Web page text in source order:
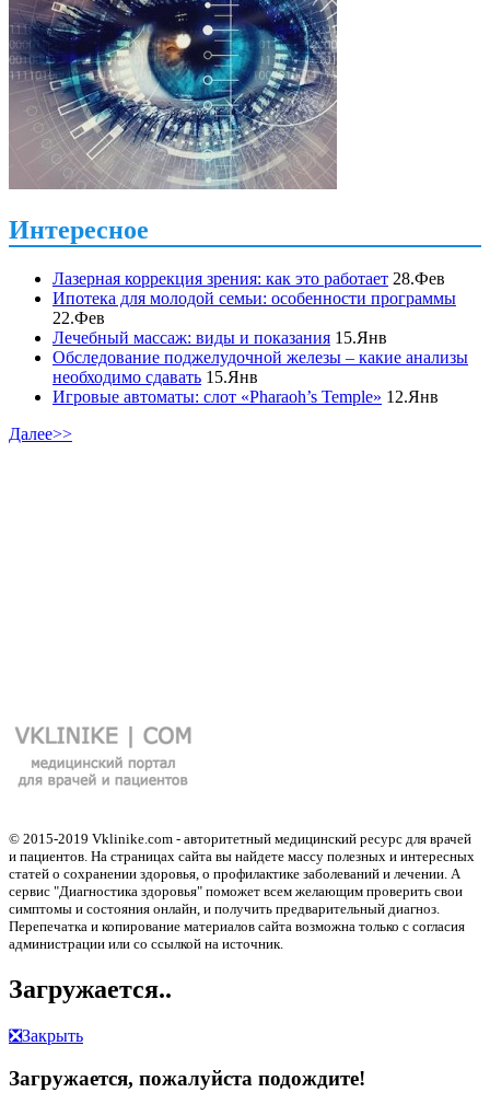
Интересное
Лазерная коррекция зрения: как это работает 28.Фев
Ипотека для молодой семьи: особенности программы
22.Фев
Лечебный массаж: виды и показания 15.Янв
Обследование поджелудочной железы – какие анализы
необходимо сдавать 15.Янв
Игровые автоматы: слот «Pharaoh’s Temple» 12.Янв
Далее>>
© 2015-2019 Vklinike.com - авторитетный медицинский ресурс для врачей
и пациентов. На страницах сайта вы найдете массу полезных и интересных
статей о сохранении здоровья, о профилактике заболеваний и лечении. А
сервис "Диагностика здоровья" поможет всем желающим проверить свои
симптомы и состояния онлайн, и получить предварительный диагноз.
Перепечатка и копирование материалов сайта возможна только с согласия
администрации или со ссылкой на источник.
Загружается..
❎Закрыть
Загружается, пожалуйста подождите!